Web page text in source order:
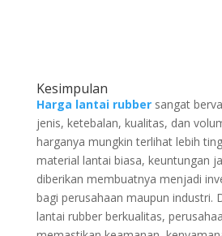
Kesimpulan
Harga lantai rubbersangat
jenis, ketebalan, kualitas, dan
harganya mungkin terlihat lebih
material lantai biasa, keuntungan
diberikan membuatnya menjadi
bagi perusahaan maupun industri.
lantai rubber berkualitas,